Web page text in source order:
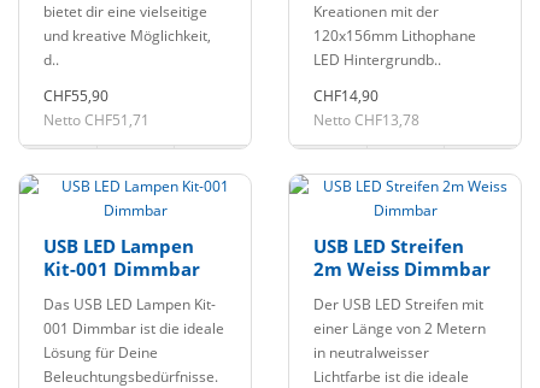
bietet dir eine vielseitige
und kreative Möglichkeit,
d..
CHF55,90
Netto CHF51,71
Kreationen mit der
120x156mm Lithophane
LED Hintergrundb..
CHF14,90
Netto CHF13,78
USB LED Lampen
Kit-001 Dimmbar
Das USB LED Lampen Kit-
001 Dimmbar ist die ideale
Lösung für Deine
Beleuchtungsbedürfnisse.
USB LED Streifen
2m Weiss Dimmbar
Der USB LED Streifen mit
einer Länge von 2 Metern
in neutralweisser
Lichtfarbe ist die ideale